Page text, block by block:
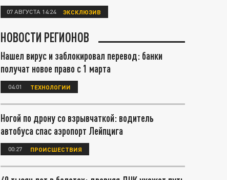
07 АВГУСТА 14:24 ЭКСКЛЮЗИВ
НОВОСТИ РЕГИОНОВ
Нашел вирус и заблокировал перевод: банки
получат новое право с 1 марта
04:01 ТЕХНОЛОГИИ
Ногой по дрону со взрывчаткой: водитель
автобуса спас аэропорт Лейпцига
00:27 ПРОИСШЕСТВИЯ